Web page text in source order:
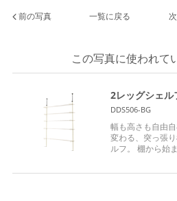
前の写真 一覧に戻る
この写真に使われて
2レッグシェル
DDS506-BG
幅も高さも自由
変わる、突っ張
ルフ。 棚から始